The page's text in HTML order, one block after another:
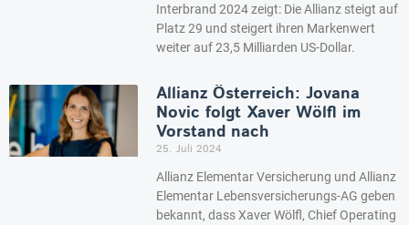
Interbrand 2024 zeigt: Die Allianz steigt auf
Platz 29 und steigert ihren Markenwert
weiter auf 23,5 Milliarden US-Dollar.
Allianz Österreich: Jovana
Novic folgt Xaver Wölfl im
Vorstand nach
25. Juli 2024
Allianz Elementar Versicherung und Allianz
Elementar Lebensversicherungs-AG geben
bekannt, dass Xaver Wölfl, Chief Operating